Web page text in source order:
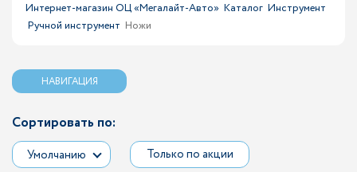
Интернет-магазин ОЦ «Мегалайт-Авто» Каталог Инструмент
Ручной инструмент Ножи
НАВИГАЦИЯ
Сортировать по:
Умолчанию Только по акции